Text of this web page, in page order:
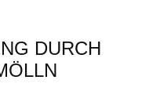
DURCH